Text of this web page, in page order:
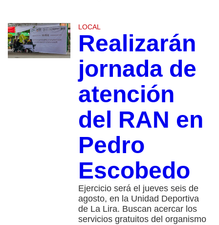
LOCAL
Realizarán
jornada de
atención
del RAN en
Pedro
Escobedo
Ejercicio será el jueves seis de
agosto, en la Unidad Deportiva
de La Lira. Buscan acercar los
servicios gratuitos del organismo